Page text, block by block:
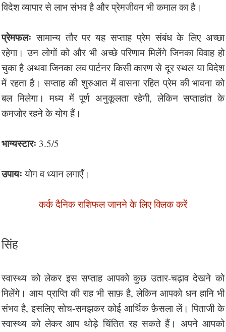
विदेश व्यापार से लाभ संभव है और प्रेमजीवन भी कमाल का है।
प्रेमफलः सामान्य तौर पर यह सप्ताह प्रेम संबंध के लिए अच्छा
रहेगा। उन लोगों को और भी अच्छे परिणाम मिलेंगे जिनका विवाह हो
चुका है अथवा जिनका लव पार्टनर किसी कारण से दूर स्थल या विदेश
में रहता है। सप्ताह की शुरुआत में वासना रहित प्रेम की भावना को
बल मिलेगा। मध्य में पूर्ण अनुकूलता रहेगी, लेकिन सप्ताहांत के
कमजोर रहने के योग हैं।
भाग्यस्टारः 3.5/5
उपायः योग व ध्यान लगाएँ।
कर्क दैनिक राशिफल जानने के लिए क्लिक करें
सिंह
स्वास्थ्य को लेकर इस सप्ताह आपको कुछ उतार-चढ़ाव देखने को
मिलेंगे। आय प्राप्ति की राह भी साफ़ है, लेकिन आपको धन हानि भी
संभव है, इसलिए सोच-समझकर कोई आर्थिक फ़ैसला लें। पिताजी के
स्वास्थ्य को लेकर आप थोड़े चिंतित रह सकते हैं। अपने आपको